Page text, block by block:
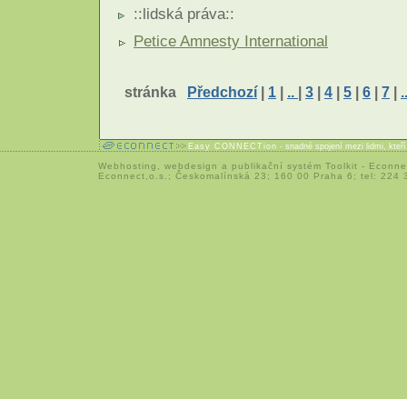
::lidská práva::
Petice Amnesty International
stránka Předchozí| 1 | .. | 3 | 4 | 5 | 6 | 7 | ..
Easy CONNECTion - snadné spojení mezi lidmi,
Webhosting webdesign a publikační systém Toolkit -
Econnect,o.s.; Českomalínská 23; 160 00 Praha 6; tel: 224